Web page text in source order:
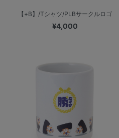
【+B】/Tシャツ/PLBサークルロゴ
¥4,000